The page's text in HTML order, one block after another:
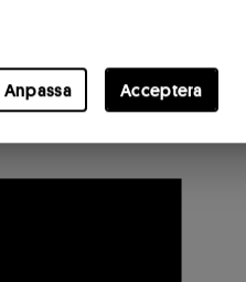
Anpassa Acceptera